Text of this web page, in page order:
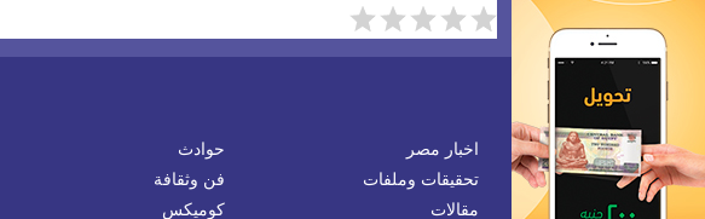
اخبار مصر حوادث
تحقيقات وملفات
فن وثقافة
مقالات
كوميكس